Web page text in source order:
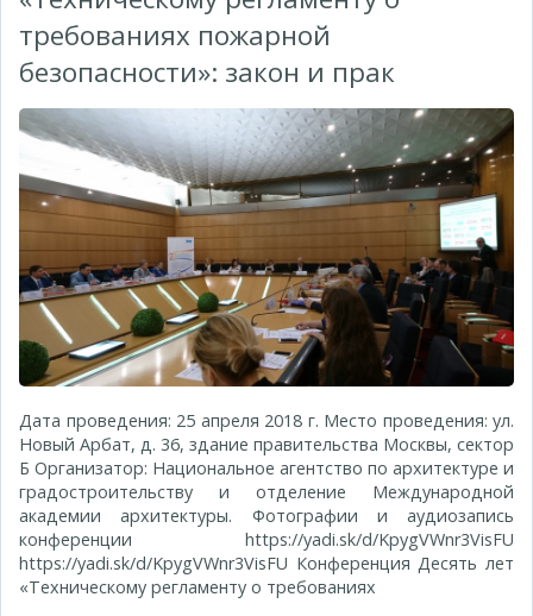
требованиях пожарной
безопасности»: закон и прак
Дата проведения: 25 апреля 2018 г. Место проведения: ул.
Новый Арбат, д. 36, здание правительства Москвы, сектор
Б Организатор: Национальное агентство по архитектуре и
градостроительству и отделение Международной
академии архитектуры. Фотографии и аудиозапись
конференции https://yadi.sk/d/KpygVWnr3VisFU
https://yadi.sk/d/KpygVWnr3VisFU Конференция Десять лет
«Техническому регламенту о требованиях